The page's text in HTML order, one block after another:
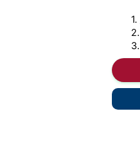
1.
2.
3.